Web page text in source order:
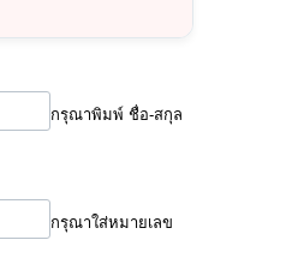
กรุณาพิมพ์ ชื่อ-สกุล
กรุณาใส่หมายเลข